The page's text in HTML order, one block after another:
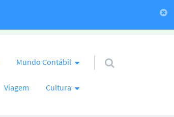
Mundo Contábil
Viagem Cultura